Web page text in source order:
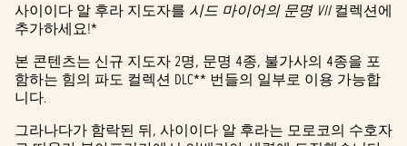
A
c
c
e
사이이다 알 후라 지도자를 시드 마이어의 문명 VII컬렉션에
추가하세요!*
본 콘텐츠는 신규 지도자 2명, 문명 4종, 불가사의 4종을 포
함하는 힘의 파도 컬렉션 DLC** 번들의 일부로 이용 가능합
니다.
그라나다가 함락된 뒤, 사이이다 알 후라는 모로코의 수호자